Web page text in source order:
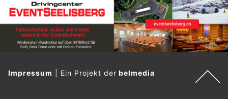
Impressum Ein Projekt derbelmedia